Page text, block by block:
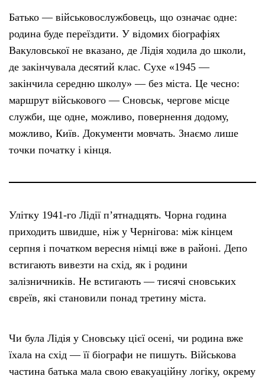
Батько — військовослужбовець, що означає одне:
родина буде переїздити. У відомих біографіях
Вакуловської не вказано, де Лідія ходила до школи,
де закінчувала десятий клас. Сухе «1945 —
закінчила середню школу» — без міста. Це чесно:
маршрут військового — Сновськ, чергове місце
служби, ще одне, можливо, повернення додому,
можливо, Київ. Документи мовчать. Знаємо лише
точки початку і кінця.
Улітку 1941-го Лідії пʼятнадцять. Чорна година
приходить швидше, ніж у Чернігова: між кінцем
серпня і початком вересня німці вже в районі. Депо
встигають вивезти на схід, як і родини
залізничників. Не встигають — тисячі сновських
євреїв, які становили понад третину міста.
Чи була Лідія у Сновську цієї осені, чи родина вже
їхала на схід — її біографи не пишуть. Військова
частина батька мала свою евакуаційну логіку, окрему